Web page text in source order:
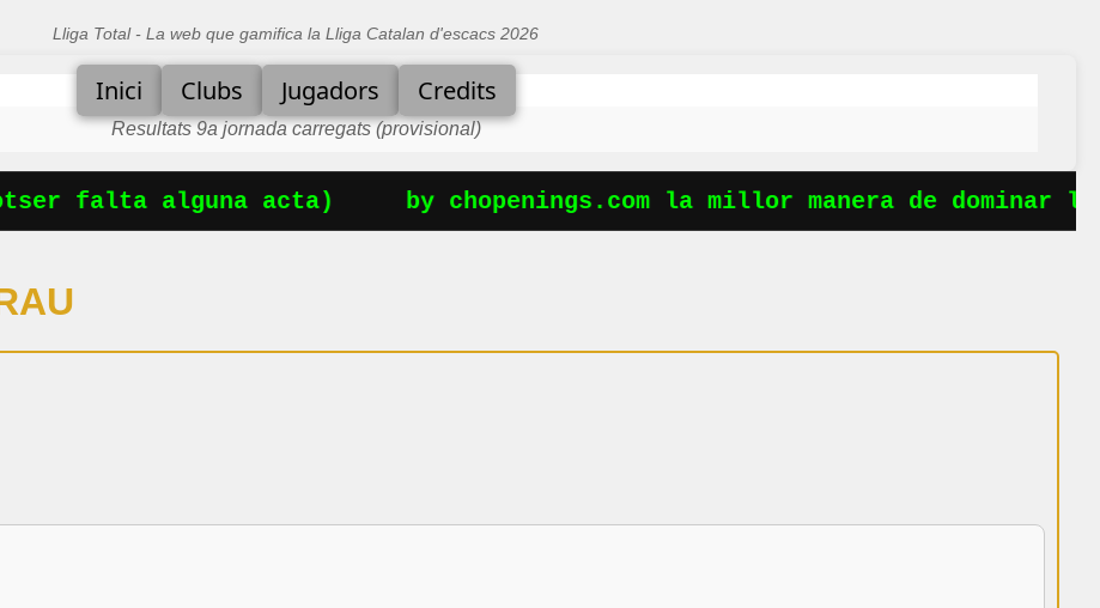
Lliga Total - La web que gamifica la Lliga Catalan d'escacs 2026
Inici Clubs Jugadors Credits
Resultats 9a jornada carregats (provisional)
falta alguna acta) by chopenings.com la millor manera de dominar